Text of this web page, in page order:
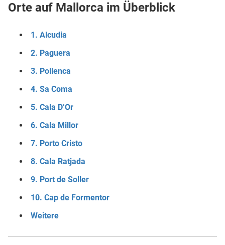
Orte auf Mallorca im Überblick
1. Alcudia
2. Paguera
3. Pollenca
4. Sa Coma
5. Cala D’Or
6. Cala Millor
7. Porto Cristo
8. Cala Ratjada
9. Port de Soller
10. Cap de Formentor
Weitere